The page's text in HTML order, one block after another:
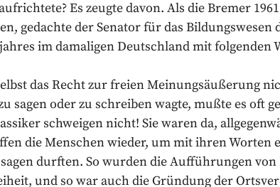
Es zeugte davon. Als die Bremer
gedachte der Senator für das Bildungswesen
im damaligen Deutschland mit folgenden
das Recht zur freien Meinungsäußerung
sagen oder zu schreiben wagte, mußte es oft
schweigen nicht! Sie waren da,
die Menschen wieder, um mit ihren Worten
durften. So wurden die Aufführungen
und so war auch die Gründung der